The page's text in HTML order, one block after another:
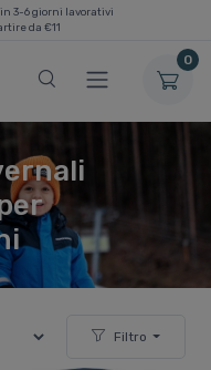
3-6 giorni lavorativi
da €11
0
Filtro